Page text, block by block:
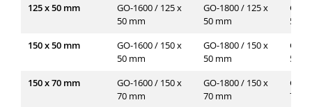
125 x 50 mm
GO-1600 / 125 x
50 mm
GO-1800 / 125 x
50 mm
GO-
50
150 x 50 mm
GO-1600 / 150 x
50 mm
GO-1800 / 150 x
50 mm
GO-
50
150 x 70 mm
GO-1600 / 150 x
70 mm
GO-1800 / 150 x
70 mm
GO-
70